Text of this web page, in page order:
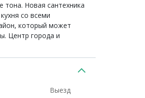
Новая сантехника
со всеми
который может
Центр города и
Выезд